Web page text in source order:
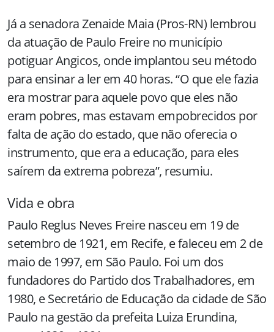
Já a senadora Zenaide Maia (Pros-RN) lembrou
da atuação de Paulo Freire no município
potiguar Angicos, onde implantou seu método
para ensinar a ler em 40 horas. “O que ele fazia
era mostrar para aquele povo que eles não
eram pobres, mas estavam empobrecidos por
falta de ação do estado, que não oferecia o
instrumento, que era a educação, para eles
saírem da extrema pobreza”, resumiu.
Vida e obra
Paulo Reglus Neves Freire nasceu em 19 de
setembro de 1921, em Recife, e faleceu em 2 de
maio de 1997, em São Paulo. Foi um dos
fundadores do Partido dos Trabalhadores, em
1980, e Secretário de Educação da cidade de São
Paulo na gestão da prefeita Luiza Erundina,